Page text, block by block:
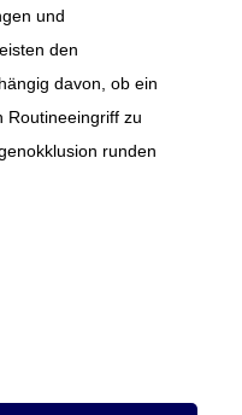
und
den
davon, ob ein
Routineeingriff zu
runden